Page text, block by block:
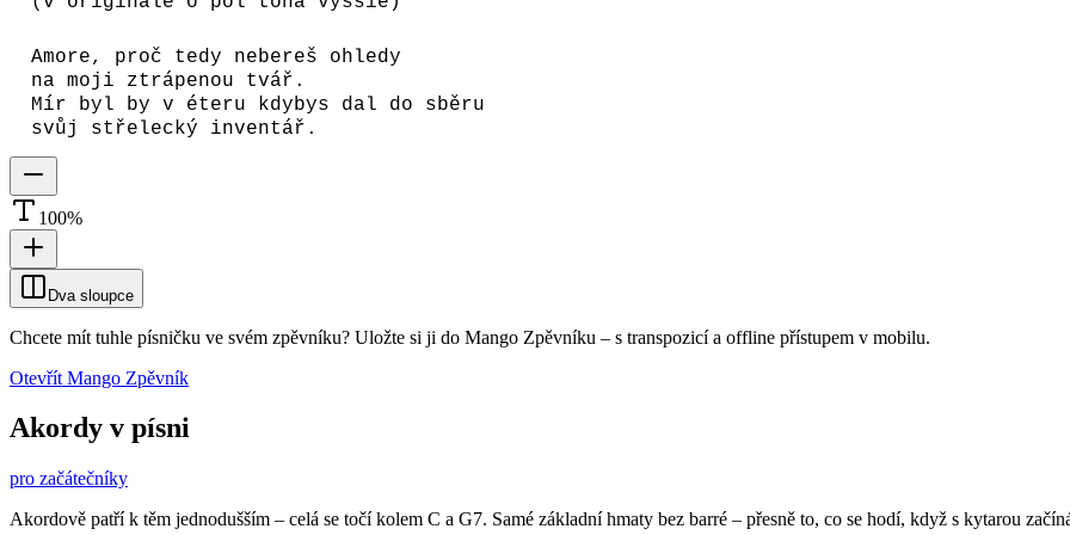
Amore, proč tedy nebereš ohledy
na moji ztrápenou tvář.
Mír byl by v éteru kdybys dal do sběru
svůj střelecký inventář.
100%
Dva sloupce
Chcete mít tuhle písničku ve svém zpěvníku? Uložte si ji do Mango Zpěvníku – s transpozicí a offline přístupem v mobilu.
Otevřít Mango Zpěvník
Akordy v písni
pro začátečníky
Akordově patří k těm jednodušším – celá se točí kolem C a G7. Samé základní hmaty bez barré – přesně to, co se hodí, když s kytarou